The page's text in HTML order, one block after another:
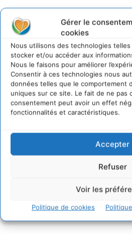
Gérer le
cookies
Nous utilisons des technologies
stocker et/ou accéder aux
Nous le faisons pour améliorer
Consentir à ces technologies nous
données telles que le comportement
uniques sur ce site. Le fait de ne pas
consentement peut avoir un effet
fonctionnalités et caractéristiques.
Accepter
Refuser
Voir les
Politique de cookies
Suiveurs